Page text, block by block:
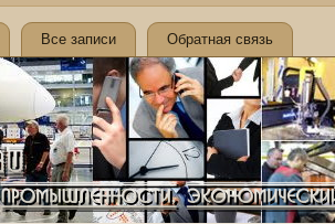
Все записи Обратная связь